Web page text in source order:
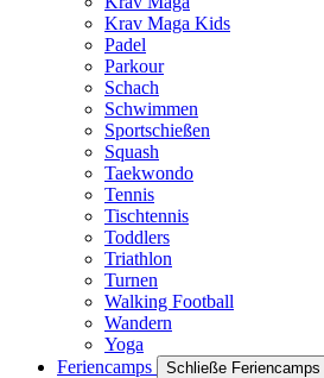
Krav Maga Kids
Padel
Parkour
Schach
Schwimmen
Sportschießen
Squash
Taekwondo
Tennis
Tischtennis
Toddlers
Triathlon
Turnen
Walking Football
Wandern
Yoga
Feriencamps
Schließe Feriencamps